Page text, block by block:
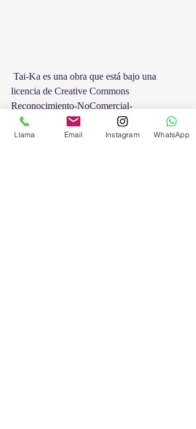
licencia de Creative Commons
Reconocimiento-NoComercial-
SinObraDerivada 4.0 Internacional.
Llama Email Instagram WhatsApp